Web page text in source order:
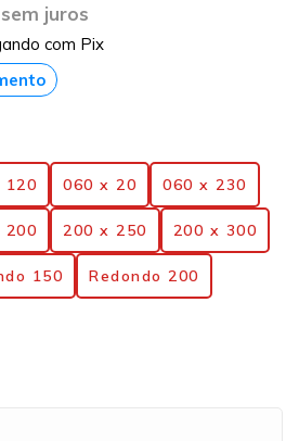
sem juros
com Pix
120 060 x 20 060 x 230
200 200 x 250 200 x 300
150 Redondo 200